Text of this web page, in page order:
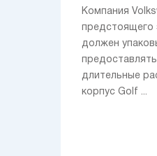
Компания
предстоящего
должен
длительные
корпус Golf ...